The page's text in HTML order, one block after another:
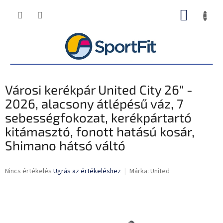
KOSÁR
Városi kerékpár United City 26" -
2026, alacsony átlépésű váz, 7
sebességfokozat, kerékpártartó
kitámasztó, fonott hatású kosár,
Shimano hátsó váltó
A
Nincs értékelés Ugrás az értékeléshez Márka: United